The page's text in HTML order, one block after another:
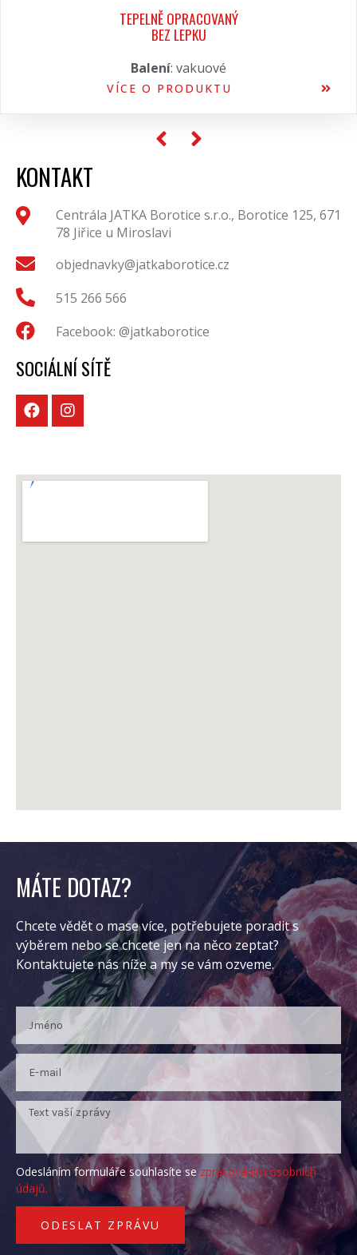
TEPELNĚ OPRACOVANÝ
BEZ LEPKU
Balení: vakuové
VÍCE O PRODUKTU
KONTAKT
Centrála JATKA Borotice s.r.o., Borotice 125, 671
78 Jiřice u Miroslavi
objednavky@jatkaborotice.cz
515 266 566
Facebook: @jatkaborotice
SOCIÁLNÍ SÍTĚ
MÁTE DOTAZ?
Chcete vědět o mase více, potřebujete poradit s
výběrem nebo se chcete jen na něco zeptat?
Kontaktujete nás níže a my se vám ozveme.
Odesláním formuláře souhlasíte sezpracováním osobních
údajů.
ODESLAT ZPRÁVU